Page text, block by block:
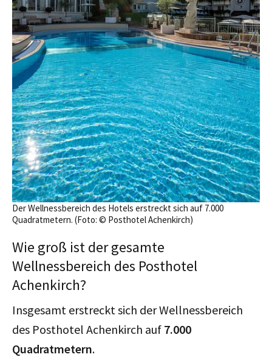
Der Wellnessbereich des Hotels erstreckt sich auf 7.000
Quadratmetern. (Foto: © Posthotel Achenkirch)
Wie groß ist der gesamte
Wellnessbereich des Posthotel
Achenkirch?
Insgesamt erstreckt sich der Wellnessbereich
des Posthotel Achenkirch auf 7.000
Quadratmetern.